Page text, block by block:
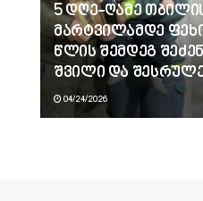
5 დღე-ღამე
მარტვილამდე
წლის შემდეგ
შვილი და
04/24/2026